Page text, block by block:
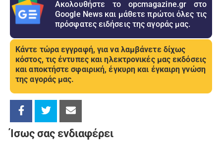
Ακολουθήστε το opcmagazine.gr στο
Google News και μάθετε πρώτοι όλες τις
πρόσφατες ειδήσεις της αγοράς μας.
Κάντε τώρα εγγραφή, για να λαμβάνετε δίχως
κόστος, τις έντυπες και ηλεκτρονικές μας εκδόσεις
και αποκτήστε σφαιρική, έγκυρη και έγκαιρη γνώση
της αγοράς μας.
Ίσως σας ενδιαφέρει